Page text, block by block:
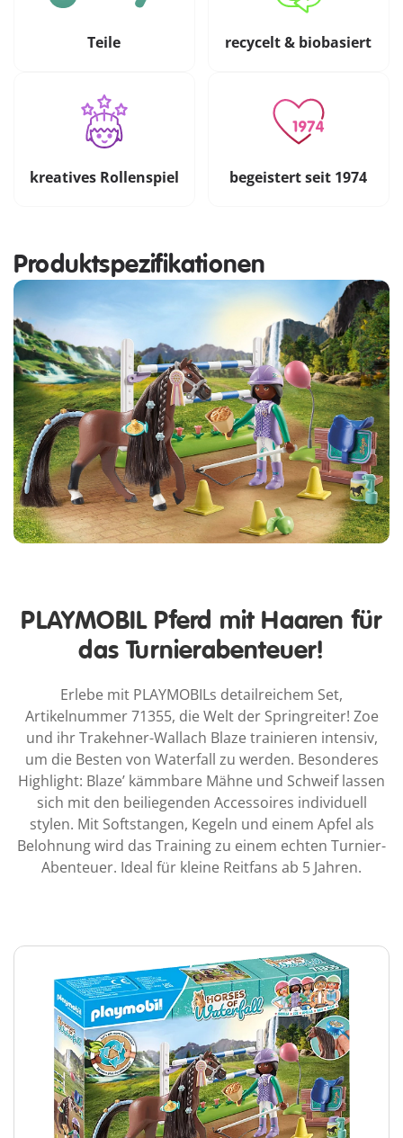
Teile recycelt & biobasiert
kreatives Rollenspiel begeistert seit 1974
Produktspezifikationen
PLAYMOBIL Pferd mit Haaren für
das Turnierabenteuer!
Erlebe mit PLAYMOBILs detailreichem Set,
Artikelnummer 71355, die Welt der Springreiter! Zoe
und ihr Trakehner-Wallach Blaze trainieren intensiv,
um die Besten von Waterfall zu werden. Besonderes
Highlight: Blaze’ kämmbare Mähne und Schweif lassen
sich mit den beiliegenden Accessoires individuell
stylen. Mit Softstangen, Kegeln und einem Apfel als
Belohnung wird das Training zu einem echten Turnier-
Abenteuer. Ideal für kleine Reitfans ab 5 Jahren.